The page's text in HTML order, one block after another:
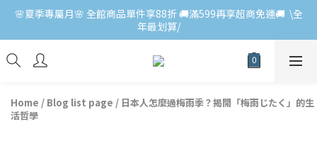
🌸夏季專屬月🌸 全館商品單件享88折 🚚滿599再享超商免運🚚  \全
年最划算/
Home / Blog list page / 日本人怎麼過梅雨季？揭開「梅雨じたく」的生
活哲學